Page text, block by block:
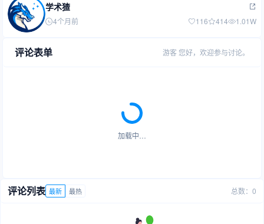
学术猹
4个月前 116 414 1.01W
评论表单 游客 您好，欢迎参与讨论。
加载中…
评论列表 最新 最热 总数：0